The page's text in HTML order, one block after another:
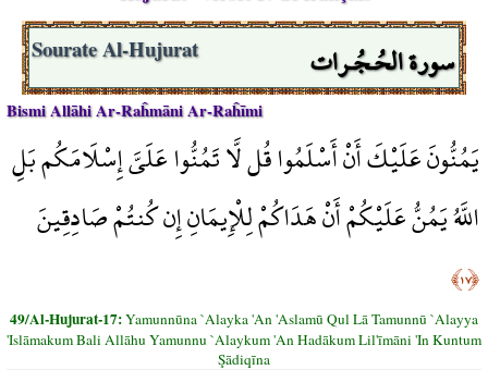
سورة الحُـجُـرات Sourate Al-Hujurat
Bismi Allāhi Ar-Raĥmāni Ar-Raĥīmi
يَمُنُّونَ عَلَيْكَ أَنْ أَسْلَمُوا قُل لَّا تَمُنُّوا عَلَيَّ إِسْلَامَكُم بَلِ
اللَّهُ يَمُنُّ عَلَيْكُمْ أَنْ هَدَاكُمْ لِلْإِيمَانِ إِن كُنتُمْ صَادِقِينَ
﴿١٧﴾
49/Al-Hujurat-17:Yamunnūna `Alayka 'An 'Aslamū Qul Lā Tamunnū `Alayya
'Islāmakum Bali Allāhu Yamunnu `Alaykum 'An Hadākum Lil'īmāni 'In Kuntum
Şādiqīna